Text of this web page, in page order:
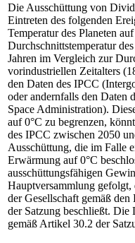
Die Ausschüttung von
Eintreten des folgenden
Temperatur des Planeten
Durchschnittstemperatur
Jahren im Vergleich zur
vorindustriellen Zeitalters
den Daten des IPCC
oder andernfalls den Daten
Space Administration).
auf 0°C zu begrenzen,
des IPCC zwischen 2050
Ausschüttung, die im Falle
Erwärmung auf 0°C
ausschüttungsfähigen
Hauptversammlung
der Gesellschaft gemäß
der Satzung beschließt.
gemäß Artikel 30.2 der